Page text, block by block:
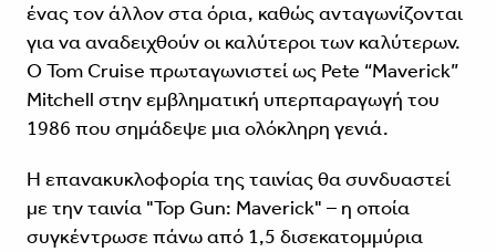
ένας τον άλλον στα όρια, καθώς ανταγωνίζονται
για να αναδειχθούν οι καλύτεροι των καλύτερων.
Ο Tom Cruise πρωταγωνιστεί ως Pete “Maverick”
Mitchell στην εμβληματική υπερπαραγωγή του
1986 που σημάδεψε μια ολόκληρη γενιά.
Η επανακυκλοφορία της ταινίας θα συνδυαστεί
με την ταινία "Top Gun: Maverick" – η οποία
συγκέντρωσε πάνω από 1,5 δισεκατομμύρια